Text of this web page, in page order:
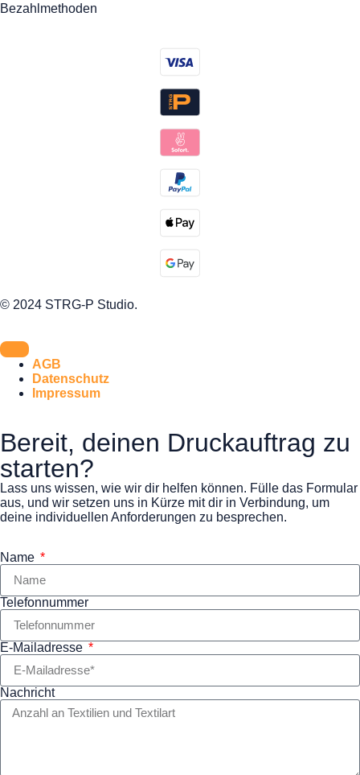
Bezahlmethoden
© 2024 STRG-P Studio.
AGB
Datenschutz
Impressum
Bereit, deinen Druckauftrag zu
starten?
Lass uns wissen, wie wir dir helfen können. Fülle das Formular
aus, und wir setzen uns in Kürze mit dir in Verbindung, um
deine individuellen Anforderungen zu besprechen.
Name
Telefonnummer
E-Mailadresse
Nachricht